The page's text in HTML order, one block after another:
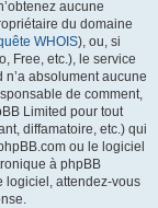
aucune
du domaine
WHOIS), ou, si
Free, etc.), le service
absolument aucune
de comment,
Limited pour tout
diffamatoire, etc.) qui
ou le logiciel
à phpBB
logiciel, attendez-vous